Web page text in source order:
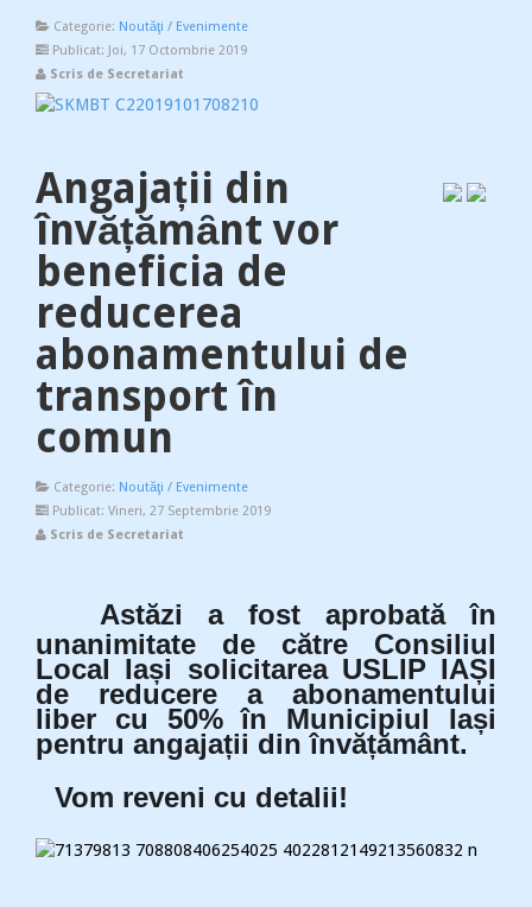
Categorie: Noutăţi / Evenimente
Publicat: Joi, 17 Octombrie 2019
Scris de Secretariat
Angajații din
învățămȃnt vor
beneficia de
reducerea
abonamentului de
transport în
comun
Categorie: Noutăţi / Evenimente
Publicat: Vineri, 27 Septembrie 2019
Scris de Secretariat
ttps://static.xx.fbcdn.net/images/emoji.php/v9/tdc/1/16/
Astăzi a fost aprobată în
unanimitate de către Consiliul
Local Iași solicitarea USLIP IAȘI
de reducere a abonamentului
liber cu 50% în Municipiul Iași
pentru angajații din învățământ.
Vom reveni cu detalii!